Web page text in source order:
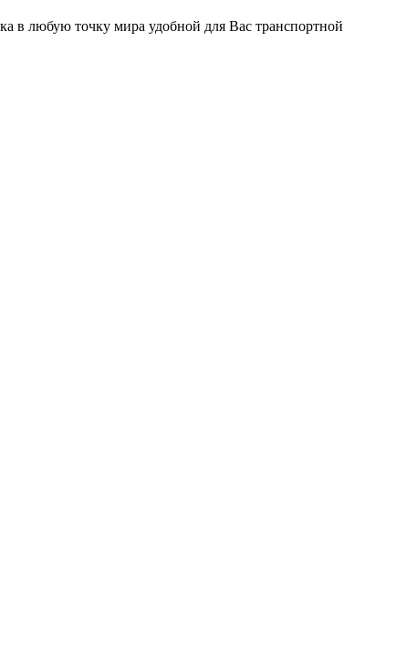
в любую точку мира удобной для Вас транспортной